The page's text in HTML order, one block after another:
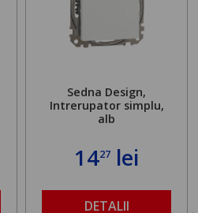
Sedna Design,
Intrerupator simplu,
alb
1427 lei
DETALII